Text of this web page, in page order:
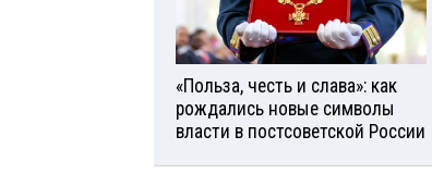
«Польза, честь и слава»: как
рождались новые символы
власти в постсоветской России